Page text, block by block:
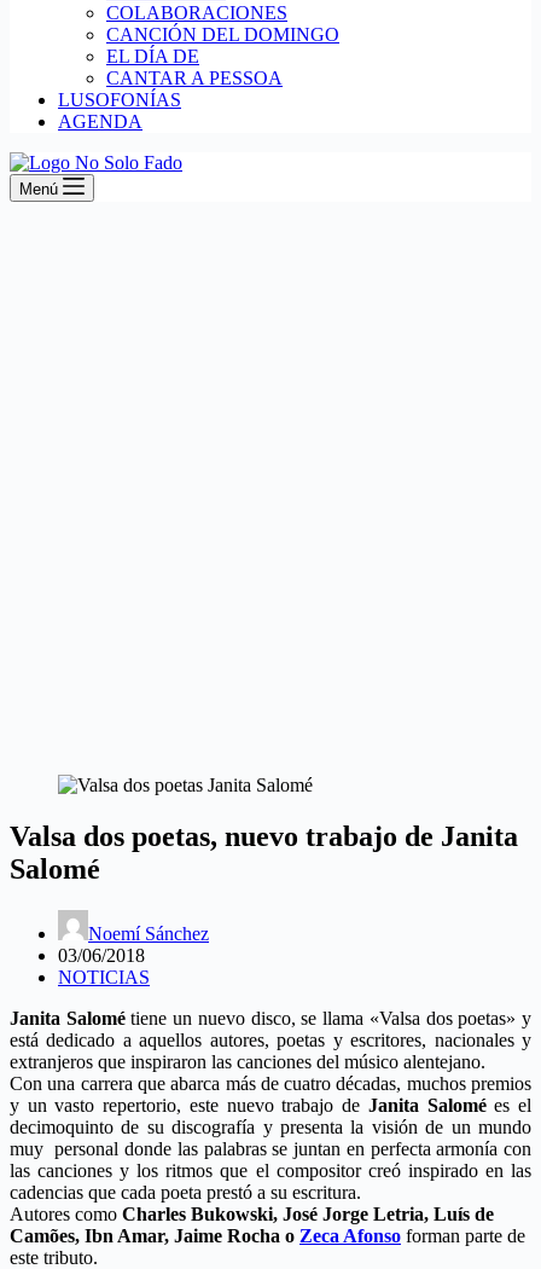
COLABORACIONES
CANCIÓN DEL DOMINGO
EL DÍA DE
CANTAR A PESSOA
LUSOFONÍAS
AGENDA
Menú
Valsa dos poetas, nuevo trabajo de Janita
Salomé
Noemí Sánchez
03/06/2018
NOTICIAS
Janita Salométiene un nuevo disco, se llama «Valsa dos poetas» y
está dedicado a aquellos autores, poetas y escritores, nacionales y
extranjeros que inspiraron las canciones del músico alentejano.
Con una carrera que abarca más de cuatro décadas, muchos premios
y un vasto repertorio, este nuevo trabajo de Janita Salomées el
decimoquinto de su discografía y presenta la visión de un mundo
muy personal donde las palabras se juntan en perfecta armonía con
las canciones y los ritmos que el compositor creó inspirado en las
cadencias que cada poeta prestó a su escritura.
Autores como Charles Bukowski, José Jorge Letria, Luís de
Camões, Ibn Amar, Jaime Rocha o Zeca Afonso forman parte de
este tributo.